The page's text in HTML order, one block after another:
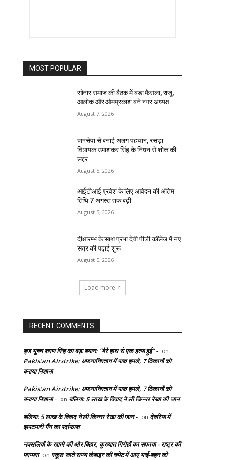
MOST POPULAR
सोनार समाज की बैठक में बड़ा फैसला, राजू,
आलोक और ओमप्रकाश बने नगर अध्यक्ष
August 7, 2026
जनसेवा से बनाई अलग पहचान, रसड़ा
विधायक उमाशंकर सिंह के निधन से शोक की
लहर
August 5, 2026
आईटीआई प्रवेश के लिए आवेदन की अंतिम
तिथि 7 अगस्त तक बढ़ी
August 5, 2026
दीक्षारम्भ के साथ प्रभा देवी पीजी कॉलेज में नए
सत्र की पढ़ाई शुरू
August 5, 2026
Load more
RECENT COMMENTS
बृज भूषण शरण सिंह का बड़ा बयान: “मेरे हाथ से एक हत्या हुई” - on
Pakistan Airstrike: अफगानिस्तान में पाक हमले, 7 ठिकानों को
बनाया निशाना
Pakistan Airstrike: अफगानिस्तान में पाक हमले, 7 ठिकानों को
बनाया निशाना - on बलिया: 5 लाख के विवाद ने ली किन्नर रेखा की जान
बलिया: 5 लाख के विवाद ने ली किन्नर रेखा की जान - on देवरिया में
झपटमारी गैंग का पर्दाफाश
नक्सलियों के खात्मे की ओर बिहार, कुख्यात गिरोहों का सफाया - राष्ट्र की
परम्परा on स्कूल जाते समय कंबाइन की चपेट में आए भाई-बहन की